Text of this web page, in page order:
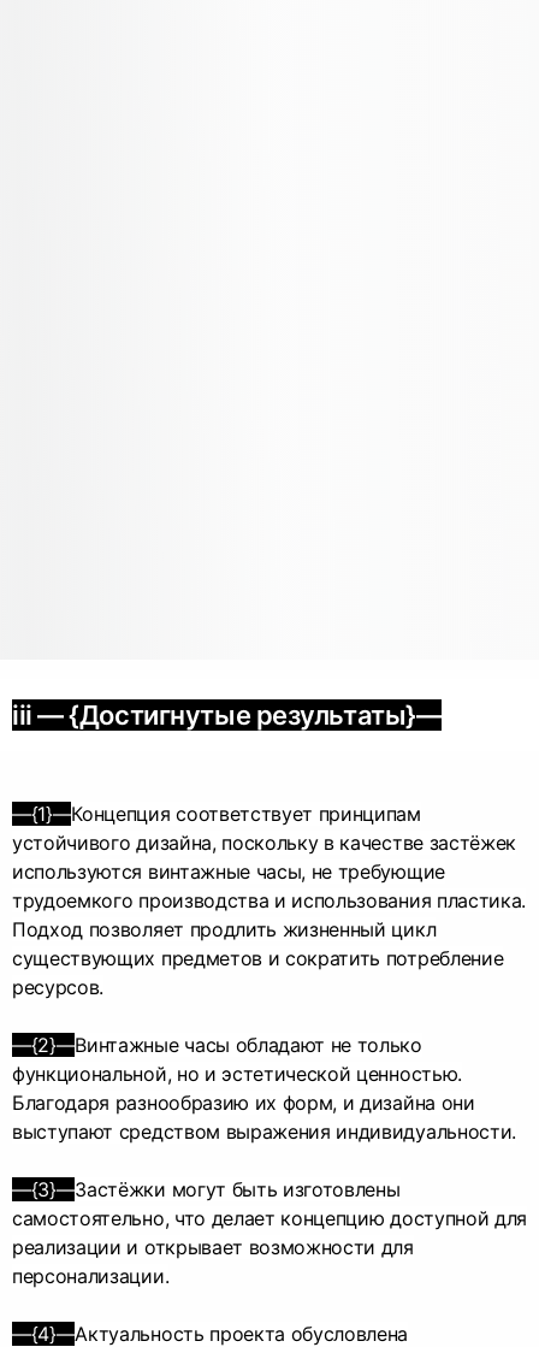
iii — {Достигнутые результаты}—
—{1}—Концепция соответствует принципам
устойчивого дизайна, поскольку в качестве застёжек
используются винтажные часы, не требующие
трудоемкого производства и использования пластика.
Подход позволяет продлить жизненный цикл
существующих предметов и сократить потребление
ресурсов.
—{2}—Винтажные часы обладают не только
функциональной, но и эстетической ценностью.
Благодаря разнообразию их форм, и дизайна они
выступают средством выражения индивидуальности.
—{3}—Застёжки могут быть изготовлены
самостоятельно, что делает концепцию доступной для
реализации и открывает возможности для
персонализации.
—{4}—Актуальность проекта обусловлена